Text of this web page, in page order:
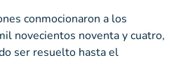
conmocionaron a los
novecientos noventa y cuatro,
ser resuelto hasta el